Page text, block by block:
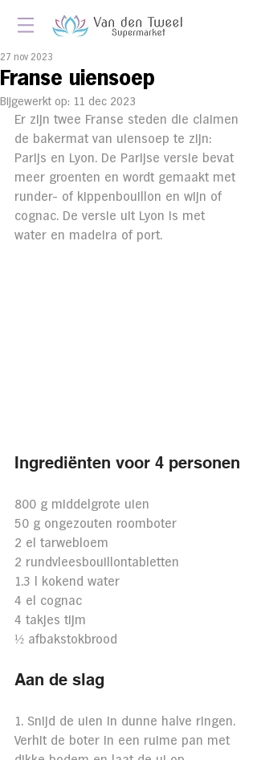
Franse uiensoep
27 nov 2023
Bijgewerkt op: 11 dec 2023
Er zijn twee Franse steden die claimen
de bakermat van uiensoep te zijn:
Parijs en Lyon. De Parijse versie bevat
meer groenten en wordt gemaakt met
runder- of kippenbouillon en wijn of
cognac. De versie uit Lyon is met
water en madeira of port.
Ingrediënten voor 4 personen
800 g middelgrote uien
50 g ongezouten roomboter
2 el tarwebloem
2 rundvleesbouillontabletten
1.3 l kokend water
4 el cognac
4 takjes tijm
½ afbakstokbrood
Aan de slag
1. Snijd de uien in dunne halve ringen.
Verhit de boter in een ruime pan met